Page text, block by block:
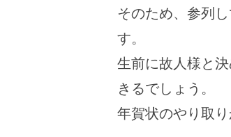
そのため、参列
す。
生前に故人様と
きるでしょう。
年賀状のやり取